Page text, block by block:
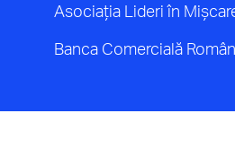
Asociația Lideri în
Banca Comercială